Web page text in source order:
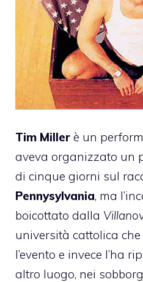
Tim Miller è un
aveva organizzato un
di cinque giorni sul
Pennysylvania, ma
boicottato dalla
università cattolica
l’evento e invece l’ha
altro luogo, nei